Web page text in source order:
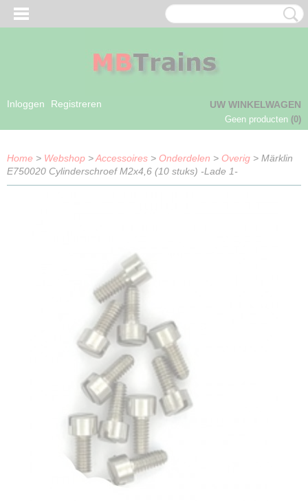
Inloggen Registreren UW WINKELWAGEN
Geen producten (0)
Home > Webshop >Accessoires > Onderdelen > Overig > Märklin
E750020 Cylinderschroef M2x4,6 (10 stuks) -Lade 1-